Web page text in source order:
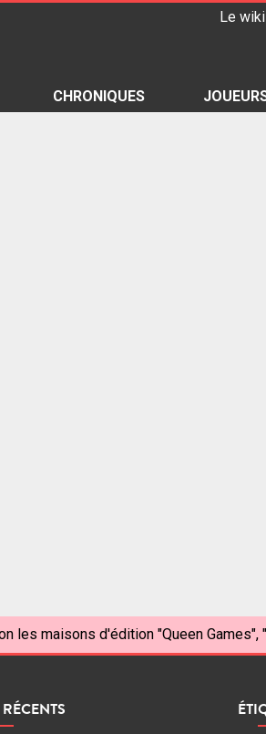
Le wiki
CHRONIQUES
les maisons d'édition "Queen Games",